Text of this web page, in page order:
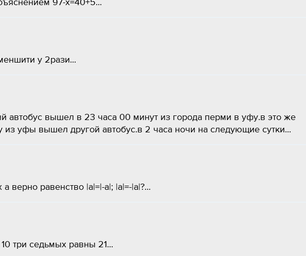
97-х=40+5...
у 2рази...
автобус вышел в 23 часа 00 минут из города перми в уфу.в это же
из уфы вышел другой автобус.в 2 часа ночи на следующие сутки...
верно равенство |a|=|-a|; |a|=-|a|?...
три седьмых равны 21...